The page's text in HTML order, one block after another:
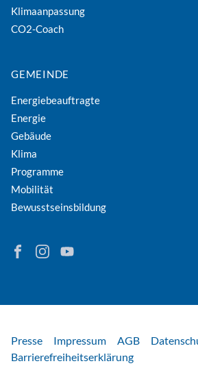
Klimaanpassung
CO2-Coach
GEMEINDE
Energiebeauftragte
Energie
Gebäude
Klima
Programme
Mobilität
Bewusstseinsbildung
Finden Sie Energie in Niederösterreich auf
Folgen Sie Energie in
Besuchen Sie den YouTube-
Rechtliches
Presse Impressum AGB
Barrierefreiheitserklärung